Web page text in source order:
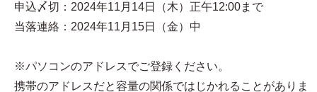
申込〆切：2024年11月14日（木）正午12:00まで
当落連絡：2024年11月15日（金）中
※パソコンのアドレスでご登録ください。
携帯のアドレスだと容量の関係ではじかれることがありま